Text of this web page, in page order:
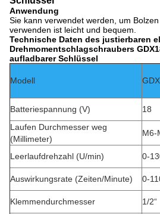
Anwendung
Sie kann verwendet werden, um
verwenden ist leicht und bequem.
Technische Daten des justierbaren
Drehmomentschlagschraubers
aufladbarer Schlüssel
Modell
Batteriespannung (V)
18
Laufen Durchmesser weg
(Millimeter)
M6-
Leerlaufdrehzahl (U/min) 0-
Auswirkungsrate (Zeiten/Minute) 0-
Klemmendurchmesser
1/2“